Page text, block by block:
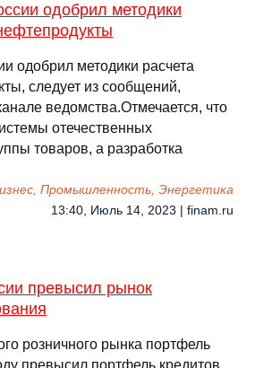
одобрил методики
одобрил методики расчета
следует из сообщений,
ведомства.Отмечается, что
отечественных
товаров, а разработка
Промышленность, Энергетика
13:40, Июль 14, 2023 | finam.ru
превысил рынок
розничного рынка портфель
превысил портфель кредитов